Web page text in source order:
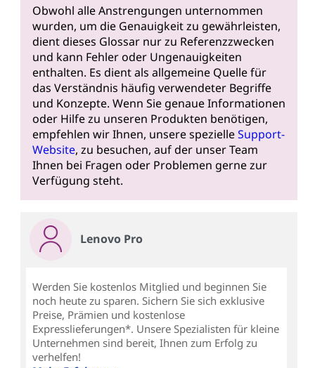
Obwohl alle Anstrengungen unternommen
wurden, um die Genauigkeit zu gewährleisten,
dient dieses Glossar nur zu Referenzzwecken
und kann Fehler oder Ungenauigkeiten
enthalten. Es dient als allgemeine Quelle für
das Verständnis häufig verwendeter Begriffe
und Konzepte. Wenn Sie genaue Informationen
oder Hilfe zu unseren Produkten benötigen,
empfehlen wir Ihnen, unsere spezielleSupport-
Website, zu besuchen, auf der unser Team
Ihnen bei Fragen oder Problemen gerne zur
Verfügung steht.
Lenovo Pro
Werden Sie kostenlos Mitglied und beginnen Sie
noch heute zu sparen. Sichern Sie sich exklusive
Preise, Prämien und kostenlose
Expresslieferungen*. Unsere Spezialisten für kleine
Unternehmen sind bereit, Ihnen zum Erfolg zu
verhelfen!